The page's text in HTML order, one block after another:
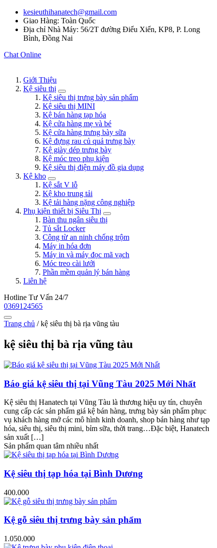
kesieuthihanatech@gmail.com
Giao Hàng: Toàn Quốc
Địa chỉ Nhà Máy: 56/2T đường Điểu Xiển, KP8, P. Long
Bình, Đồng Nai
Chat Online
Giới Thiệu
Kệ siêu thị
Kệ siêu thị trưng bày sản phẩm
Kệ siêu thị MINI
Kệ bán hàng tạp hóa
Kệ cửa hàng mẹ và bé
Kệ cửa hàng trưng bày sữa
Kệ đựng rau củ quả trưng bày
Kệ giày dép trưng bày
Kệ móc treo phụ kiện
Kệ siêu thị điện máy đồ gia dụng
Kệ kho
Kệ sắt V lỗ
Kệ kho trung tải
Kệ tải hàng nặng công nghiệp
Phụ kiện thiết bị Siêu Thị
Bàn thu ngân siêu thị
Tủ sắt Locker
Công từ an ninh chống trộm
Máy in hóa đơn
Máy in và máy đọc mã vạch
Móc treo cài lưới
Phần mềm quản lý bán hàng
Liên hệ
Hotline Tư Vấn 24/7
0369124565
Trang chủ /kệ siêu thị bà rịa vũng tàu
kệ siêu thị bà rịa vũng tàu
Báo giá kệ siêu thị tại Vũng Tàu 2025 Mới Nhất
Kệ siêu thị Hanatech tại Vũng Tàu là thương hiệu uy tín, chuyên
cung cấp các sản phẩm giá kệ bán hàng, trưng bày sản phẩm phục
vụ khách hàng mở các mô hình kinh doanh, shop bán hàng như tạp
hóa, siêu thị, siêu thị mini, bỉm sữa, thời trang…Đặc biệt, Hanatech
sản xuất […]
Sản phẩm quan tâm nhiều nhất
Kệ siêu thị tạp hóa tại Bình Dương
400.000
Kệ gỗ siêu thị trưng bày sản phẩm
1.050.000